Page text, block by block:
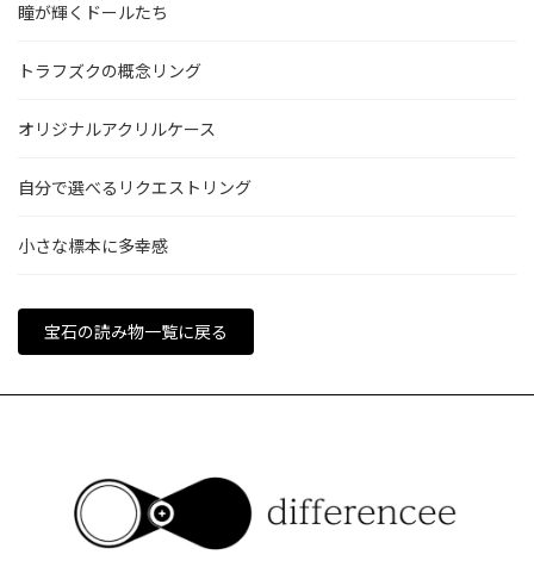
瞳が輝くドールたち
トラフズクの概念リング
オリジナルアクリルケース
自分で選べるリクエストリング
小さな標本に多幸感
宝石の読み物一覧に戻る